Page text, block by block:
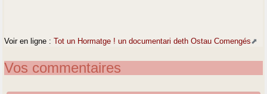
Voir en ligne :Tot un Hormatge ! un documentari deth Ostau Comengés
Vos commentaires